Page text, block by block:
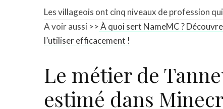
Les villageois ont cinq niveaux de profession
A voir aussi >>À quoi sert NameMC ?
l’utiliser efficacement !
Le métier de
estimé dans